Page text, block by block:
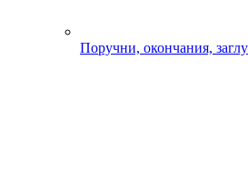
Поручни, окончания,